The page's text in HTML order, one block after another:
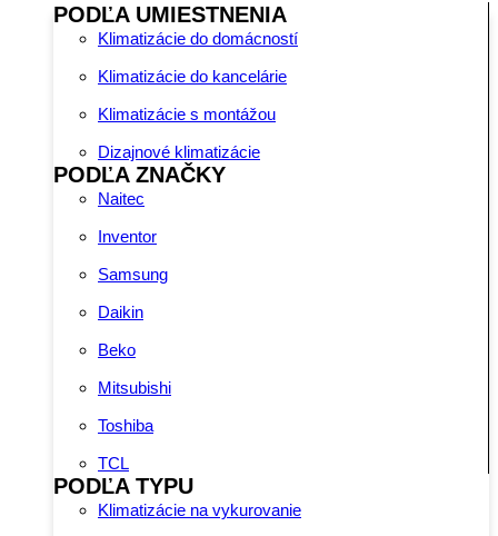
PODĽA UMIESTNENIA
Klimatizácie do domácností
Klimatizácie do kancelárie
Klimatizácie s montážou
Dizajnové klimatizácie
PODĽA ZNAČKY
Naitec
Inventor
Samsung
Daikin
Beko
Mitsubishi
Toshiba
TCL
PODĽA TYPU
Klimatizácie na vykurovanie